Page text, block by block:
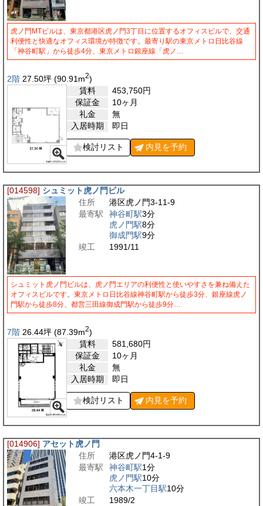
虎ノ門MTビルは、東京都港区虎ノ門3丁目に位置するオフィスビルで、交通
利便性と快適なオフィス環境が特徴です。最寄り駅の東京メトロ日比谷線
「神谷町駅」から徒歩4分、東京メトロ銀座線「虎ノ…
2階 27.50坪 (90.91 m2)
賃料
453,750円
保証金
10ヶ月
礼金
無
入居時期
即日
検討リスト 内見を予約
[014598] シュミット虎ノ門ビル
住所
港区虎ノ門3-11-9
最寄駅
神谷町駅3分
虎ノ門駅8分
御成門駅9分
竣工
1991/11
シュミット虎ノ門ビルは、虎ノ門エリアの利便性と使いやすさを兼ね備えた
オフィスビルです。東京メトロ日比谷線神谷町駅から徒歩3分、銀座線虎ノ
門駅から徒歩8分、都営三田線御成門駅から徒歩9分…
7階 26.44坪 (87.39m2)
賃料
581,680円
保証金
10ヶ月
礼金
無
入居時期
即日
検討リスト 内見を予約
[014906] アセット虎ノ門
住所
港区虎ノ門4-1-9
最寄駅
神谷町駅1分
虎ノ門駅10分
六本木一丁目駅10分
竣工
1989/2